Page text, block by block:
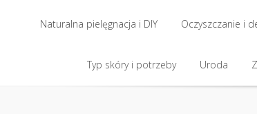
Naturalna pielęgnacja i DIY Oczyszczanie i
Typ skóry i potrzeby Uroda